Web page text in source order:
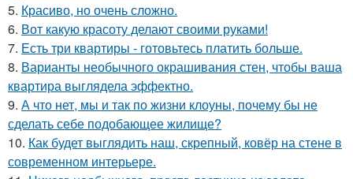
5. Красиво, но очень сложно.
6. Вот какую красоту делают своими руками!
7. Есть три квартиры - готовьтесь платить больше.
8. Варианты необычного окрашивания стен, чтобы ваша
квартира выглядела эффектно.
9. А что нет, мы и так по жизни клоуны, почему бы не
сделать себе подобающее жилище?
10. Как будет выглядить наш, скрепный, ковёр на стене в
современном интерьере.